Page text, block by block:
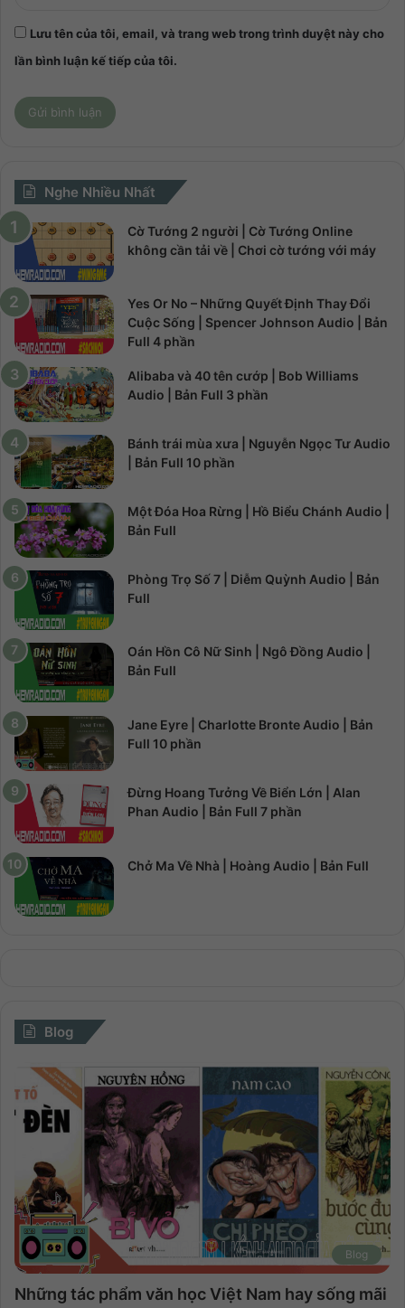
Lưu tên của tôi, email, và trang web trong trình duyệt này cho
lần bình luận kế tiếp của tôi.
Nghe Nhiều Nhất
Cờ Tướng 2 người | Cờ Tướng Online
không cần tải về | Chơi cờ tướng với máy
Yes Or No – Những Quyết Định Thay Đổi
Cuộc Sống | Spencer Johnson Audio | Bản
Full 4 phần
Alibaba và 40 tên cướp | Bob Williams
Audio | Bản Full 3 phần
Bánh trái mùa xưa | Nguyễn Ngọc Tư Audio
| Bản Full 10 phần
Một Đóa Hoa Rừng | Hồ Biểu Chánh Audio |
Bản Full
Phòng Trọ Số 7 | Diễm Quỳnh Audio | Bản
Full
Oán Hồn Cô Nữ Sinh | Ngô Đồng Audio |
Bản Full
Jane Eyre | Charlotte Bronte Audio | Bản
Full 10 phần
Đừng Hoang Tưởng Về Biển Lớn | Alan
Phan Audio | Bản Full 7 phần
Chở Ma Về Nhà | Hoàng Audio | Bản Full
Blog
Blog
Những tác phẩm văn học Việt Nam hay sống mãi